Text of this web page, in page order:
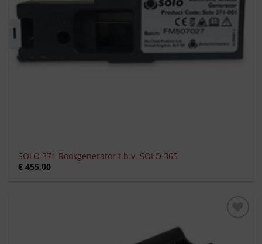
SOLO 371 Rookgenerator t.b.v. SOLO 365
€ 455,00